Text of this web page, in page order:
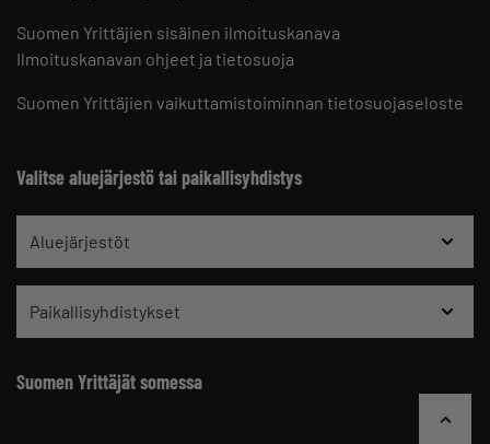
Suomen Yrittäjien sisäinen ilmoituskanava
Ilmoituskanavan ohjeet ja tietosuoja
Suomen Yrittäjien vaikuttamistoiminnan tietosuojaseloste
Valitse aluejärjestö tai paikallisyhdistys
Aluejärjestöt
Paikallisyhdistykset
Suomen Yrittäjät somessa